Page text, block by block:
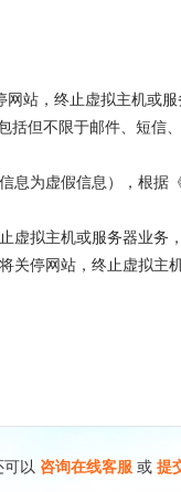
站，终止虚拟主机或服
但不限于邮件、短信
息为虚假信息），根
虚拟主机或服务器业务
关停网站，终止虚拟主
以 咨询在线客服 或 提